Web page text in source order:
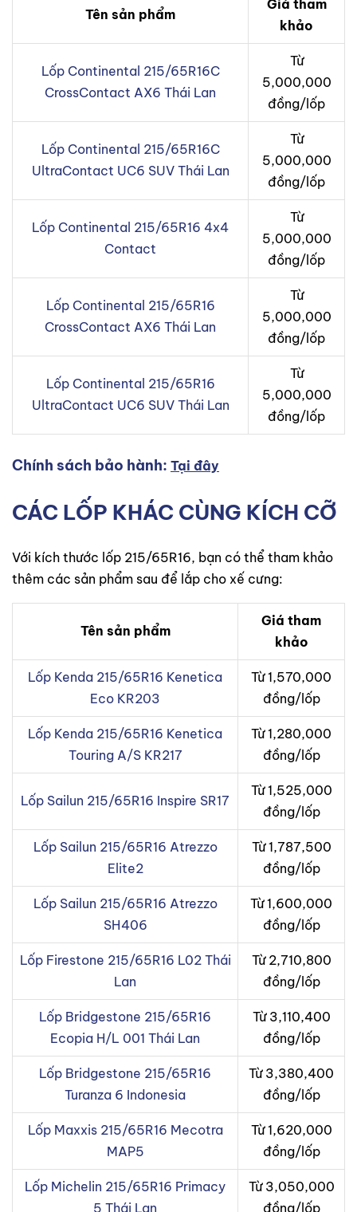
Tên sản phẩm
Giá tham
khảo
Lốp Continental 215/65R16C
CrossContact AX6 Thái Lan
Từ
5,000,000
đồng/lốp
Lốp Continental 215/65R16C
UltraContact UC6 SUV Thái Lan
Từ
5,000,000
đồng/lốp
Lốp Continental 215/65R16 4x4
Contact
Từ
5,000,000
đồng/lốp
Lốp Continental 215/65R16
CrossContact AX6 Thái Lan
Từ
5,000,000
đồng/lốp
Lốp Continental 215/65R16
UltraContact UC6 SUV Thái Lan
Từ
5,000,000
đồng/lốp
Chính sách bảo hành: Tại đây
CÁC LỐP KHÁC CÙNG KÍCH CỠ
Với kích thước lốp 215/65R16, bạn có thể tham khảo
thêm các sản phẩm sau để lắp cho xế cưng:
Tên sản phẩm
Giá tham
khảo
Lốp Kenda 215/65R16 Kenetica
Eco KR203
Từ 1,570,000
đồng/lốp
Lốp Kenda 215/65R16 Kenetica
Touring A/S KR217
Từ 1,280,000
đồng/lốp
Lốp Sailun 215/65R16 Inspire SR17
Từ 1,525,000
đồng/lốp
Lốp Sailun 215/65R16 Atrezzo
Elite2
Từ 1,787,500
đồng/lốp
Lốp Sailun 215/65R16 Atrezzo
SH406
Từ 1,600,000
đồng/lốp
Lốp Firestone 215/65R16 L02 Thái
Lan
Từ 2,710,800
đồng/lốp
Lốp Bridgestone 215/65R16
Ecopia H/L 001 Thái Lan
Từ 3,110,400
đồng/lốp
Lốp Bridgestone 215/65R16
Turanza 6 Indonesia
Từ 3,380,400
đồng/lốp
Lốp Maxxis 215/65R16 Mecotra
MAP5
Từ 1,620,000
đồng/lốp
Lốp Michelin 215/65R16 Primacy
5 Thái Lan
Từ 3,050,000
đồng/lốp